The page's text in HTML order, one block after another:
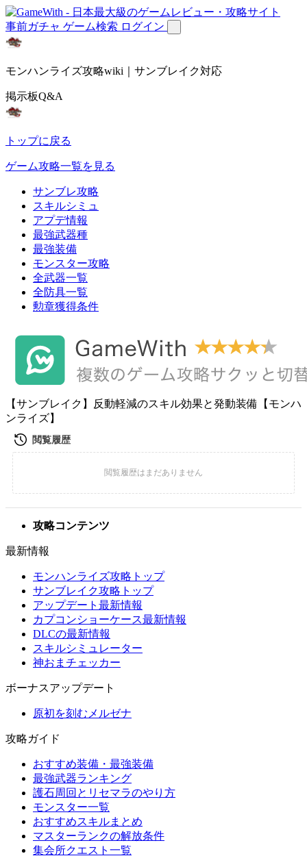
事前ガチャ ゲーム検索 ログイン
モンハンライズ攻略wiki｜サンブレイク対応
掲示板Q&A
トップに戻る
ゲーム攻略一覧を見る
サンブレ攻略
スキルシミュ
アプデ情報
最強武器種
最強装備
モンスター攻略
全武器一覧
全防具一覧
勲章獲得条件
【サンブレイク】反動軽減のスキル効果と発動装備【モンハ
ンライズ】
攻略コンテンツ
最新情報
モンハンライズ攻略トップ
サンブレイク攻略トップ
アップデート最新情報
カプコンショーケース最新情報
DLCの最新情報
スキルシミュレーター
神おまチェッカー
ボーナスアップデート
原初を刻むメルゼナ
攻略ガイド
おすすめ装備・最強装備
最強武器ランキング
護石周回とリセマラのやり方
モンスター一覧
おすすめスキルまとめ
マスターランクの解放条件
集会所クエスト一覧